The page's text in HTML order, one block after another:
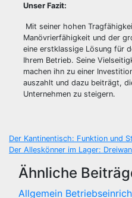
Unser Fazit:
Mit seiner hohen
Manövrierfähigkeit und der
eine erstklassige Lösung für
Ihrem Betrieb. Seine
machen ihn zu einer
auszahlt und dazu beiträgt,
Unternehmen zu steigern.
Der Kantinentisch: Funktion und
Der Alleskönner im Lager:
Ähnliche
Allgemein